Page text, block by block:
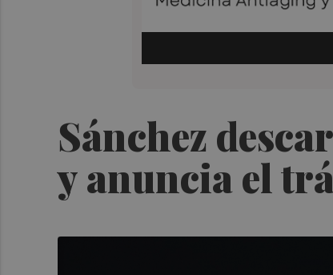
Sánchez
y anuncia el